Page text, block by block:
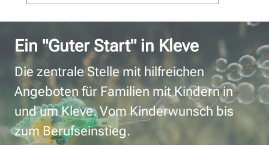
Ein "Guter Start" in Kleve
Die zentrale Stelle mit hilfreichen
Angeboten für Familien mit Kindern in
und um Kleve. Vom Kinderwunsch bis
zum Berufseinstieg.